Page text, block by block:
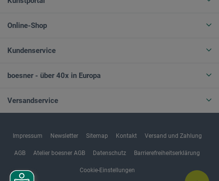
Online-Shop
Kundenservice
boesner - über 40x in Europa
Versandservice
Impressum Newsletter Sitemap Kontakt Versand und Zahlung
AGB Atelier boesner AGB Datenschutz Barrierefreiheitserklärung
Cookie-Einstellungen